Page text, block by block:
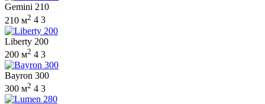
Gemini 210
210 м2 4 3
Liberty 200
200 м2 4 3
Bayron 300
300 м2 4 3